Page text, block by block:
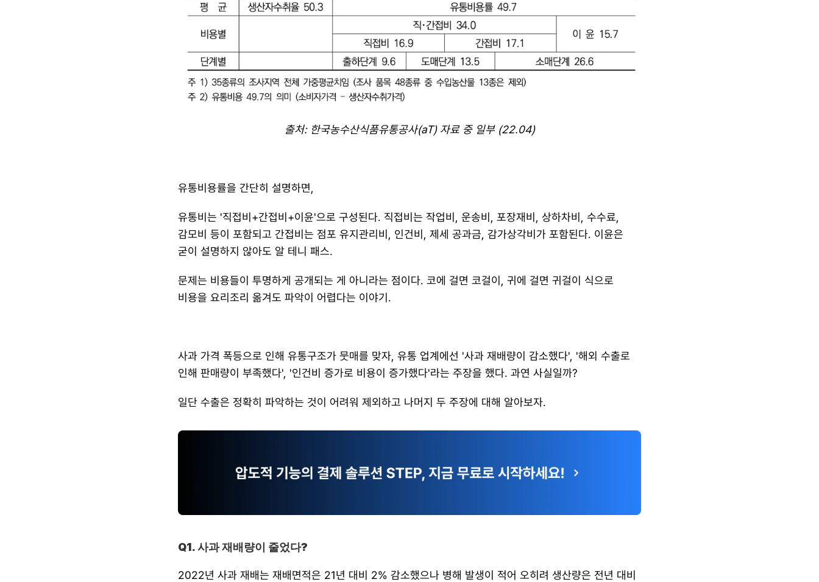
출처: 한국농수산식품유통공사(aT) 자료 중 일부 (22.04)
유통비용률을 간단히 설명하면,
유통비는 '직접비+간접비+이윤'으로 구성된다. 직접비는 작업비, 운송비, 포장재비, 상하차비, 수수료,
감모비 등이 포함되고 간접비는 점포 유지관리비, 인건비, 제세 공과금, 감가상각비가 포함된다. 이윤은
굳이 설명하지 않아도 알 테니 패스.
​문제는 비용들이 투명하게 공개되는 게 아니라는 점이다. 코에 걸면 코걸이, 귀에 걸면 귀걸이 식으로
비용을 요리조리 옮겨도 파악이 어렵다는 이야기.
사과 가격 폭등으로 인해 유통구조가 뭇매를 맞자, 유통 업계에선 '사과 재배량이 감소했다', '해외 수출로
인해 판매량이 부족했다', '인건비 증가로 비용이 증가했다'라는 주장을 했다. 과연 사실일까?
​일단 수출은 정확히 파악하는 것이 어려워 제외하고 나머지 두 주장에 대해 알아보자.
Q1. 사과 재배량이 줄었다?
2022년 사과 재배는 재배면적은 21년 대비 2% 감소했으나 병해 발생이 적어 오히려 생산량은 전년 대비